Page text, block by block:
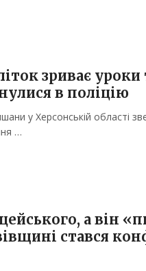
зриває
в поліцію
у Херсонській області
…
а він
стався